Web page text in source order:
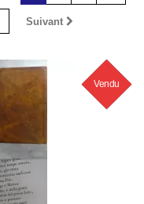
Suivant
Vendu
Nouveau